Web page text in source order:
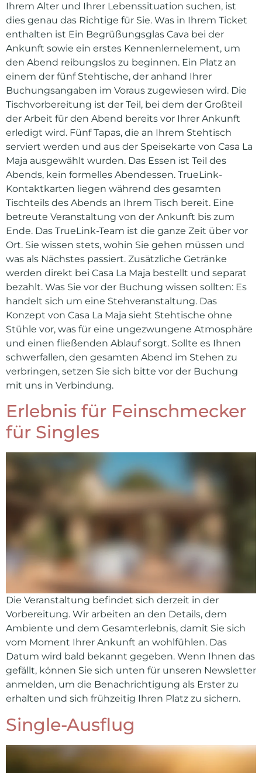
Ihrem Alter und Ihrer Lebenssituation suchen, ist
dies genau das Richtige für Sie. Was in Ihrem Ticket
enthalten ist Ein Begrüßungsglas Cava bei der
Ankunft sowie ein erstes Kennenlernelement, um
den Abend reibungslos zu beginnen. Ein Platz an
einem der fünf Stehtische, der anhand Ihrer
Buchungsangaben im Voraus zugewiesen wird. Die
Tischvorbereitung ist der Teil, bei dem der Großteil
der Arbeit für den Abend bereits vor Ihrer Ankunft
erledigt wird. Fünf Tapas, die an Ihrem Stehtisch
serviert werden und aus der Speisekarte von Casa La
Maja ausgewählt wurden. Das Essen ist Teil des
Abends, kein formelles Abendessen. TrueLink-
Kontaktkarten liegen während des gesamten
Tischteils des Abends an Ihrem Tisch bereit. Eine
betreute Veranstaltung von der Ankunft bis zum
Ende. Das TrueLink-Team ist die ganze Zeit über vor
Ort. Sie wissen stets, wohin Sie gehen müssen und
was als Nächstes passiert. Zusätzliche Getränke
werden direkt bei Casa La Maja bestellt und separat
bezahlt. Was Sie vor der Buchung wissen sollten: Es
handelt sich um eine Stehveranstaltung. Das
Konzept von Casa La Maja sieht Stehtische ohne
Stühle vor, was für eine ungezwungene Atmosphäre
und einen fließenden Ablauf sorgt. Sollte es Ihnen
schwerfallen, den gesamten Abend im Stehen zu
verbringen, setzen Sie sich bitte vor der Buchung
mit uns in Verbindung.
Erlebnis für Feinschmecker
für Singles
Die Veranstaltung befindet sich derzeit in der
Vorbereitung. Wir arbeiten an den Details, dem
Ambiente und dem Gesamterlebnis, damit Sie sich
vom Moment Ihrer Ankunft an wohlfühlen. Das
Datum wird bald bekannt gegeben. Wenn Ihnen das
gefällt, können Sie sich unten für unseren Newsletter
anmelden, um die Benachrichtigung als Erster zu
erhalten und sich frühzeitig Ihren Platz zu sichern.
Single-Ausflug